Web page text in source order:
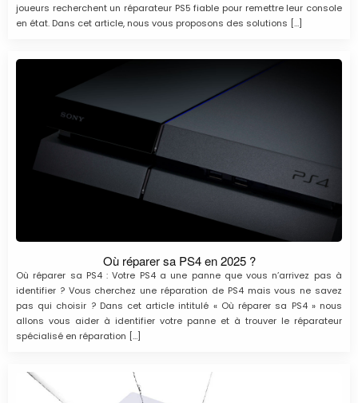
joueurs recherchent un réparateur PS5 fiable pour remettre leur console
en état. Dans cet article, nous vous proposons des solutions […]
Où réparer sa PS4 en 2025 ?
Où réparer sa PS4 : Votre PS4 a une panne que vous n’arrivez pas à
identifier ? Vous cherchez une réparation de PS4 mais vous ne savez
pas qui choisir ? Dans cet article intitulé « Où réparer sa PS4 » nous
allons vous aider à identifier votre panne et à trouver le réparateur
spécialisé en réparation […]